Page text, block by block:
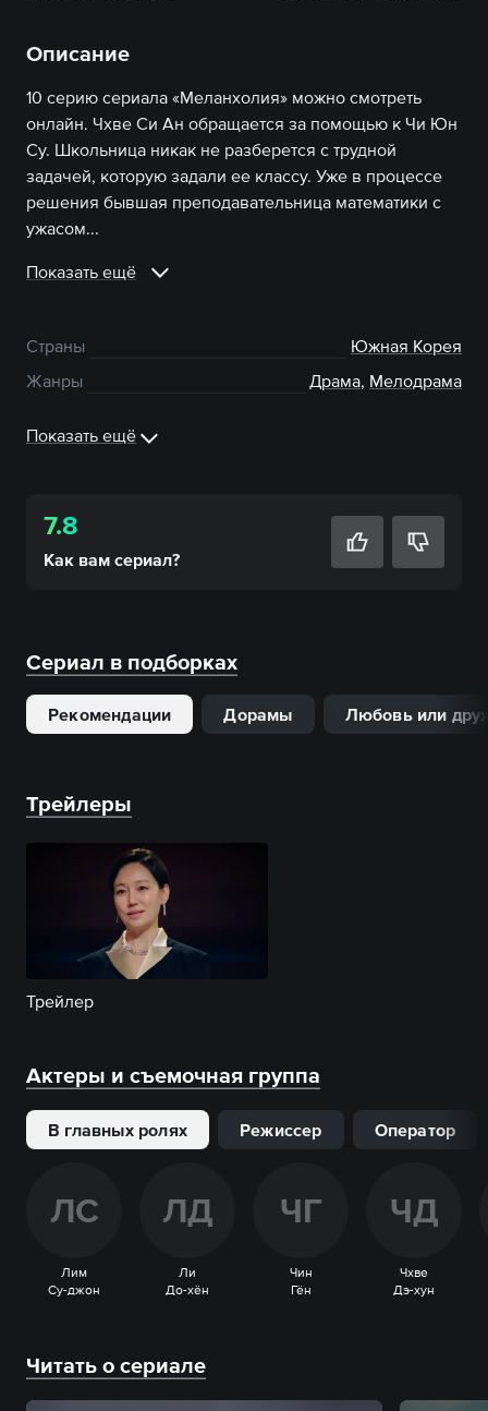
Описание
10 серию сериала «Меланхолия» можно смотреть
онлайн. Чхве Си Ан обращается за помощью к Чи Юн
Су. Школьница никак не разберется с трудной
задачей, которую задали ее классу. Уже в процессе
решения бывшая преподавательница математики с
ужасом...
Показать ещё
Страны
Южная Корея
Жанры
Драма, Мелодрама
Показать ещё
7.8
Как вам сериал?
Сериал в подборках
Рекомендации Дорамы Любовь или
Трейлеры
Трейлер
Актеры и съемочная группа
В главных ролях Режиссер Оператор
ЛС
Лим
Су-джон
ЛД
Ли
До-хён
ЧГ
Чин
Гён
ЧД
Чхве
Дэ-хун
Читать о сериале